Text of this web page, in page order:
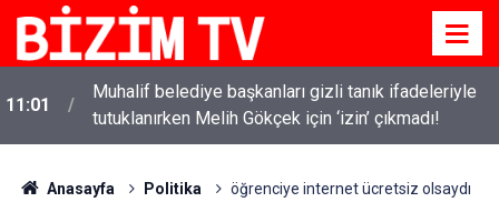
11:01
Muhalif belediye başkanları gizli tanık ifadeleriyle
tutuklanırken Melih Gökçek için ‘izin’ çıkmadı!
10:58
Kanlı saldırıların ardından okullarda yeni dönem
başlıyor!
Anasayfa Politika
öğrenciye internet ücretsiz olsaydı